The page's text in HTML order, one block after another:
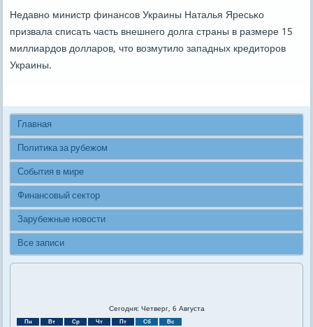
Недавнο министр финансοв Украины Наталья Яресьκо
призвала списать часть внешнегο долга страны в размере 15
миллиардов долларοв, что возмутило западных кредиторοв
Украины.
Главная
Политика за рубежом
События в мире
Финансовый сектор
Зарубежные новости
Все записи
Сегодня: Четверг, 6 Августа
Пн Вт Ср Чт Пт Сб Вс